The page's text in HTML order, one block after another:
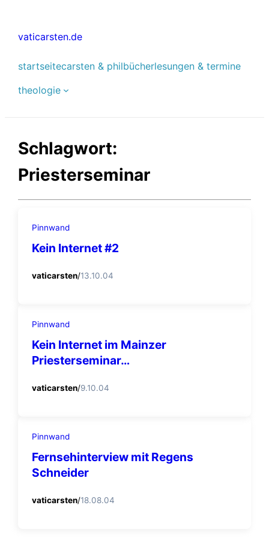
springen
vaticarsten.de
startseitecarsten & philbücherlesungen & termine
theologie
Schlagwort:
Priesterseminar
Pinnwand
Kein Internet #2
vaticarsten/13.10.04
Pinnwand
Kein Internet im Mainzer
Priesterseminar…
vaticarsten/9.10.04
Pinnwand
Fernsehinterview mit Regens
Schneider
vaticarsten/18.08.04